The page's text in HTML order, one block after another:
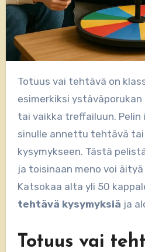
Totuus vai tehtävä on klassikkopeli, joka sopii
esimerkiksi
tai vaikka treffailuun. Pelin
sinulle annettu tehtävä
kysymykseen. Tästä
ja toisinaan meno voi äityä
Katsokaa alta yli 50
tehtävä kysymyksiä ja
Totuus vai